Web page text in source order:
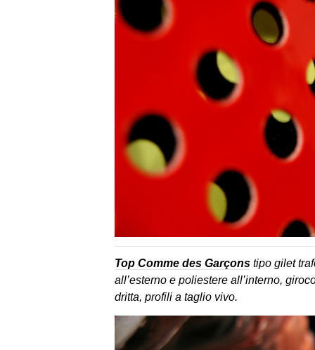
Top Comme des Garçonstipo gilet
all’esterno e poliestere all’interno,
dritta, profili a taglio vivo.